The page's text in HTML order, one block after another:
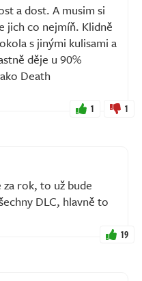
a dost. A musim si
jich co nejmíň. Klidně
s jinými kulisami a
děje u 90%
Death
1 1
rok, to už bude
DLC, hlavně to
19